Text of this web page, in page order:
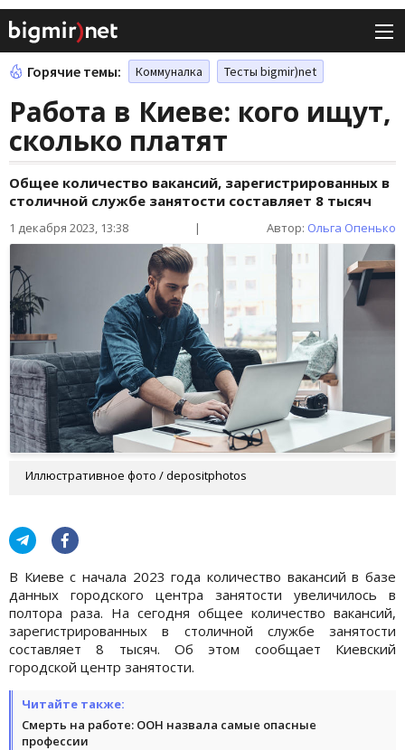
Горячие темы: Коммуналка Тесты bigmir)net
Работа в Киеве: кого ищут,
сколько платят
Общее количество вакансий, зарегистрированных в
столичной службе занятости составляет 8 тысяч
1 декабря 2023, 13:38 | Автор: Ольга Опенько
Иллюстративное фото / depositphotos
В Киеве с начала 2023 года количество вакансий в базе
данных городского центра занятости увеличилось в
полтора раза. На сегодня общее количество вакансий,
зарегистрированных в столичной службе занятости
составляет 8 тысяч. Об этом сообщает Киевский
городской центр занятости.
Читайте также:
Смерть на работе: ООН назвала самые опасные
профессии